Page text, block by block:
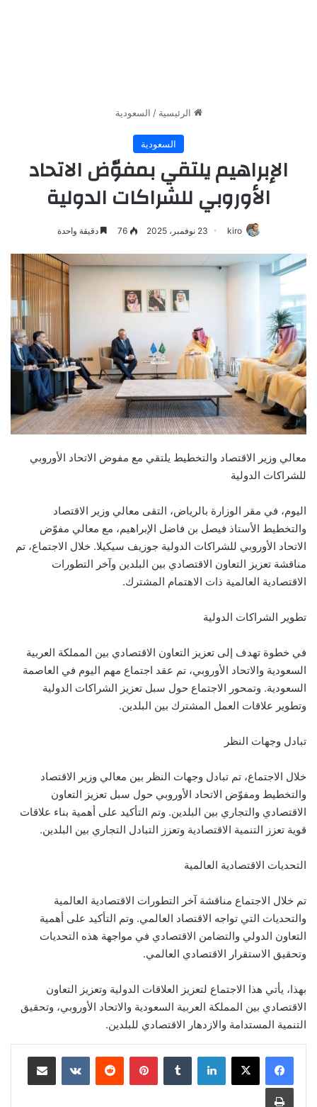
الرئيسية / السعودية
السعودية
الإبراهيم يلتقي بمفوّض الاتحاد
الأوروبي للشراكات الدولية
kiro 23 نوفمبر، 2025 76 دقيقة واحدة
معالي وزير الاقتصاد والتخطيط يلتقي مع مفوض الاتحاد الأوروبي
للشراكات الدولية
اليوم، في مقر الوزارة بالرياض، التقى معالي وزير الاقتصاد
والتخطيط الأستاذ فيصل بن فاضل الإبراهيم، مع معالي مفوّض
الاتحاد الأوروبي للشراكات الدولية جوزيف سيكيلا. خلال الاجتماع، تم
مناقشة تعزيز التعاون الاقتصادي بين البلدين وآخر التطورات
الاقتصادية العالمية ذات الاهتمام المشترك.
تطوير الشراكات الدولية
في خطوة تهدف إلى تعزيز التعاون الاقتصادي بين المملكة العربية
السعودية والاتحاد الأوروبي، تم عقد اجتماع مهم اليوم في العاصمة
السعودية. وتمحور الاجتماع حول سبل تعزيز الشراكات الدولية
وتطوير علاقات العمل المشترك بين البلدين.
تبادل وجهات النظر
خلال الاجتماع، تم تبادل وجهات النظر بين معالي وزير الاقتصاد
والتخطيط ومفوّض الاتحاد الأوروبي حول سبل تعزيز التعاون
الاقتصادي والتجاري بين البلدين. وتم التأكيد على أهمية بناء علاقات
قوية تعزز التنمية الاقتصادية وتعزز التبادل التجاري بين البلدين.
التحديات الاقتصادية العالمية
تم خلال الاجتماع مناقشة آخر التطورات الاقتصادية العالمية
والتحديات التي تواجه الاقتصاد العالمي. وتم التأكيد على أهمية
التعاون الدولي والتضامن الاقتصادي في مواجهة هذه التحديات
وتحقيق الاستقرار الاقتصادي العالمي.
بهذا، يأتي هذا الاجتماع لتعزيز العلاقات الدولية وتعزيز التعاون
الاقتصادي بين المملكة العربية السعودية والاتحاد الأوروبي، وتحقيق
التنمية المستدامة والازدهار الاقتصادي للبلدين.
لينكدإن بينتيريست